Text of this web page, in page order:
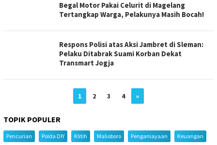
Begal Motor Pakai Celurit di Magelang
Tertangkap Warga, Pelakunya Masih Bocah!
Respons Polisi atas Aksi Jambret di Sleman:
Pelaku Ditabrak Suami Korban Dekat
Transmart Jogja
1 2 3 4 »
TOPIK POPULER
Pencurian Polda DIY Klitih Malioboro Penganiayaan Keuangan